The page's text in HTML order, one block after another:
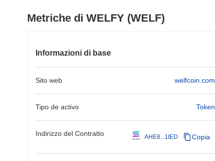
Metriche di WELFY (WELF)
Informazioni di base
Sito web welfcoin.com
Tipo de activo Token
Indirizzo del Contratto AHE8...1tED Copia